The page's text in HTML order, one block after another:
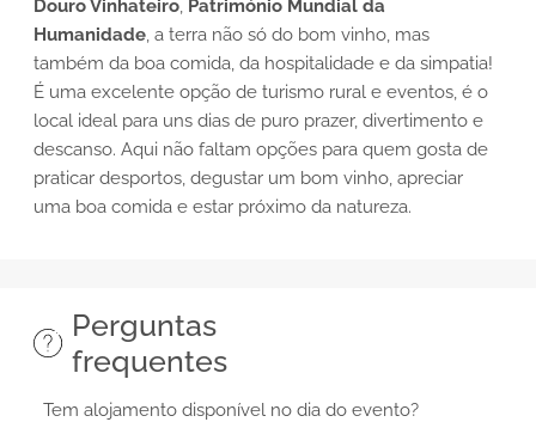
Douro Vinhateiro, Património Mundial da
Humanidade, a terra não só do bom vinho, mas
também da boa comida, da hospitalidade e da simpatia!
É uma excelente opção de turismo rural e eventos, é o
local ideal para uns dias de puro prazer, divertimento e
descanso. Aqui não faltam opções para quem gosta de
praticar desportos, degustar um bom vinho, apreciar
uma boa comida e estar próximo da natureza.
Perguntas
frequentes
Tem alojamento disponível no dia do evento?